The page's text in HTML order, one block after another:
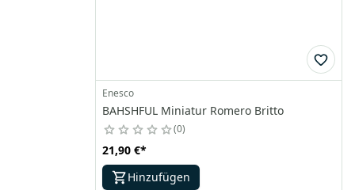
Enesco
BAHSHFUL Miniatur Romero Britto
0
21,90 €*
Hinzufügen